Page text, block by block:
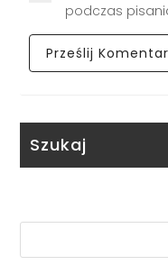
podczas
Szukaj